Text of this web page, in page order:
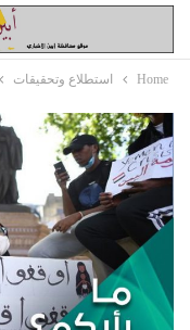
Home استطلاع وتحقيقات